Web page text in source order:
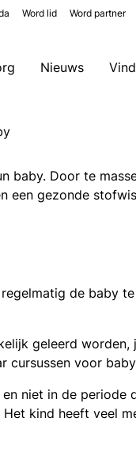
Nieuws
Word lid Word partner
baby. Door te
een gezonde
de baby te
geleerd worden,
cursussen voor
niet in de periode
Het kind heeft veel